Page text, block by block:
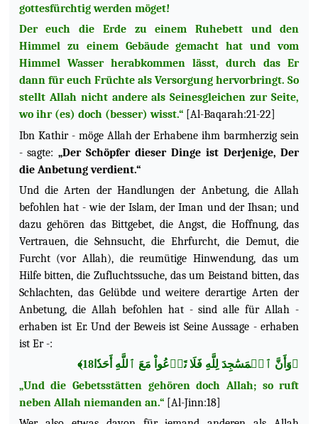
gottesfürchtig werden möget!
Der euch die Erde zu einem Ruhebett und den
Himmel zu einem Gebäude gemacht hat und vom
Himmel Wasser herabkommen lässt, durch das Er
dann für euch Früchte als Versorgung hervorbringt. So
stellt Allah nicht andere als Seinesgleichen zur Seite,
wo ihr (es) doch (besser) wisst.“[Al-Baqarah:21-22]
Ibn Kathir - möge Allah der Erhabene ihm barmherzig sein
- sagte: „Der Schöpfer dieser Dinge ist Derjenige, Der
die Anbetung verdient.“
Und die Arten der Handlungen der Anbetung, die Allah
befohlen hat - wie der Islam, der Iman und der Ihsan; und
dazu gehören das Bittgebet, die Angst, die Hoffnung, das
Vertrauen, die Sehnsucht, die Ehrfurcht, die Demut, die
Furcht (vor Allah), die reumütige Hinwendung, das um
Hilfe bitten, die Zufluchtssuche, das um Beistand bitten, das
Schlachten, das Gelübde und weitere derartige Arten der
Anbetung, die Allah befohlen hat - sind alle für Allah -
erhaben ist Er. Und der Beweis ist Seine Aussage - erhaben
ist Er -:
﴿وَأَنَّ ٱلۡمَسَٰجِدَ لِلَّهِ فَلَا تَدۡعُواْ مَعَ ٱللَّهِ أَحَدٗا18﴾
„Und die Gebetsstätten gehören doch Allah; so ruft
neben Allah niemanden an.“[Al-Jinn:18]